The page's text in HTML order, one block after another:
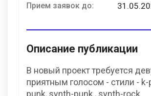
Прием заявок до:
Описание публикации
В новый проект требуется
приятным голосом - стили - k-
punk, synth-punk , synth-rock